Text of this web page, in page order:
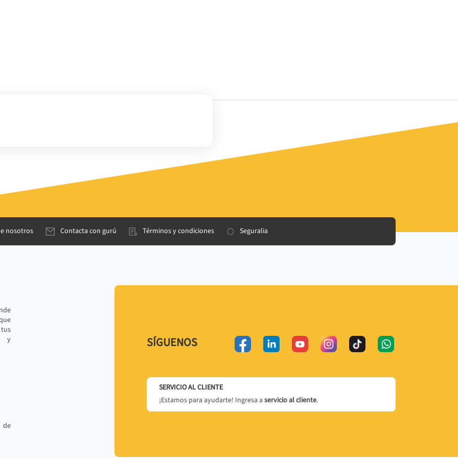
nosotros Contacta con gurú Términos y condiciones Seguralia
y
SÍGUENOS
SERVICIO AL CLIENTE
¡Estamos para ayudarte! Ingresa a servicio al cliente.